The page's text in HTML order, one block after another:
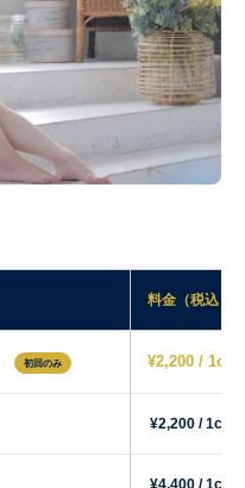
料金（税込）
初回のみ ¥2,200 / 1cc
¥2,200 / 1cc
¥4,400 / 1cc